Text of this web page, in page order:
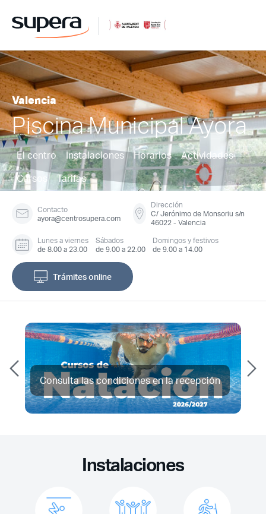
Valencia
Piscina Municipal Ayora
El centro Instalaciones Horarios
Actividades
Cursos
Tarifas
Contacto
ayora@centrosupera.com
Dirección
C/ Jerónimo de Monsoriu s/n
46022 - Valencia
Lunes a viernes
de 8.00 a 23.00
Sábados
de 9.00 a 22.00
Domingos y festivos
de 9.00 a 14.00
Trámites online
Consulta las condiciones en la recepción
Instalaciones